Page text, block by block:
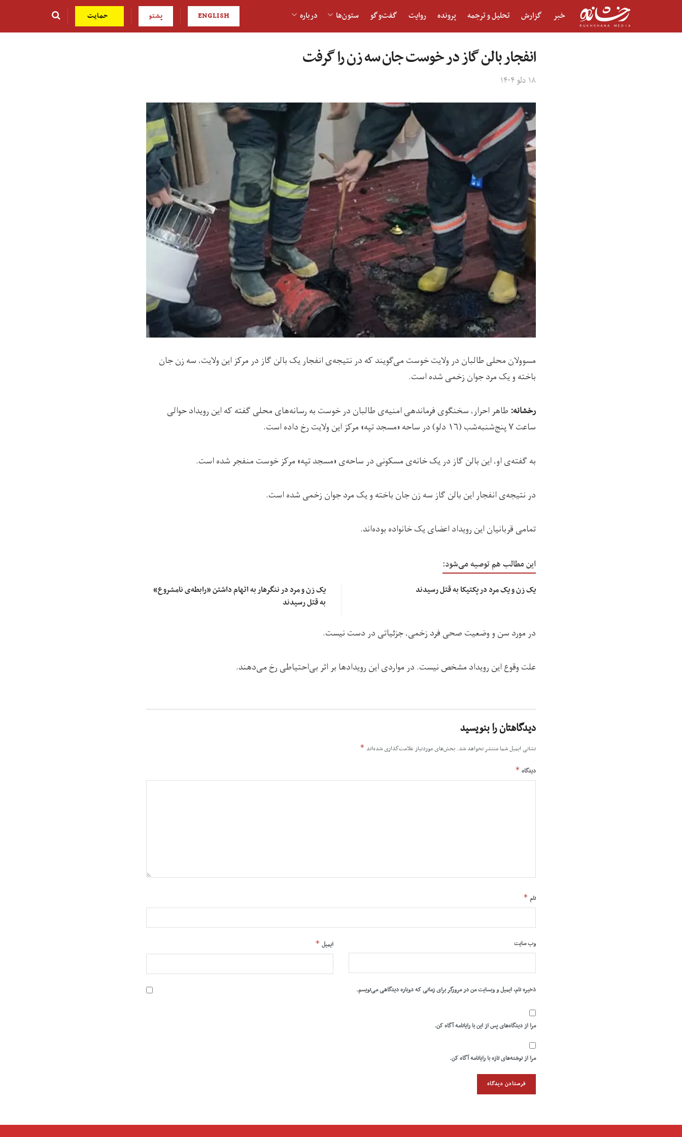
خبر گزارش تحلیل و ترجمه پرونده روایت گفت‌و‎گو ستون‌ها درباره ENGLISH پشتو حمایت
انفجار بالن گاز در خوست جان سه زن را گرفت
۱۸ دلو ۱۴۰۴
مسوولان محلی طالبان در ولایت خوست می‌گویند که در نتیجه‌ی انفجار یک بالن گاز در مرکز این ولایت، سه زن جان
باخته و یک مرد جوان زخمی شده است.
رخشانه: طاهر احرار، سخنگوی فرماندهی امنیه‌ی طالبان در خوست به رسانه‌های محلی گفته که این رویداد حوالی
ساعت ۷ پنج‌شنبه‌شب (۱۶ دلو) در ساحه «مسجد تپه» مرکز این ولایت رخ داده است.
به گفته‌ی او، این بالن گاز در یک خانه‌ی مسکونی در ساحه‌ی «مسجد تپه» مرکز خوست منفجر شده است.
در نتیجه‌ی انفجار این بالن گاز سه زن جان باخته و یک مرد جوان زخمی شده است.
تمامی قربانیان این رویداد اعضای یک خانواده بوده‌اند.
این مطالب هم توصیه می‌شود:
یک زن و یک مرد در پکتیکا به قتل رسیدند
یک زن و مرد در ننگرهار به اتهام داشتن «رابطه‌ی نامشروع»
به قتل رسیدند
در مورد سن و وضعیت صحی فرد زخمی‌، جزئیاتی در دست نیست.
علت وقوع این رویداد مشخص نیست. در مواردی این رویدادها بر اثر بی‌احتیاطی رخ می‌دهند.
دیدگاهتان را بنویسید
نشانی ایمیل شما منتشر نخواهد شد. بخش‌های موردنیاز علامت‌گذاری شده‌اند *
دیدگاه *
نام *
ایمیل * وب‌ سایت
ذخیره نام، ایمیل و وبسایت من در مرورگر برای زمانی که دوباره دیدگاهی می‌نویسم.
مرا از دیدگاه‌های پس از این با رایانامه آگاه کن.
مرا از نوشته‌های تازه با رایانامه آگاه کن.